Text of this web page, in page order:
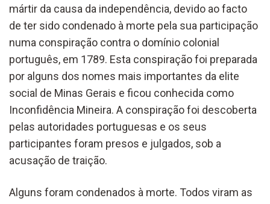
mártir da causa da independência, devido ao facto
de ter sido condenado à morte pela sua participação
numa conspiração contra o domínio colonial
português, em 1789. Esta conspiração foi preparada
por alguns dos nomes mais importantes da elite
social de Minas Gerais e ficou conhecida como
Inconfidência Mineira. A conspiração foi descoberta
pelas autoridades portuguesas e os seus
participantes foram presos e julgados, sob a
acusação de traição.
Alguns foram condenados à morte. Todos viram as